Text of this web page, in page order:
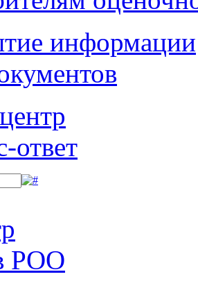
информации
ответ
РОО